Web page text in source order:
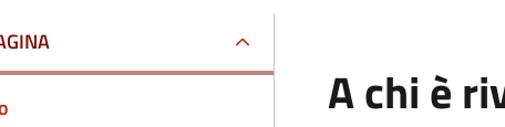
A chi è